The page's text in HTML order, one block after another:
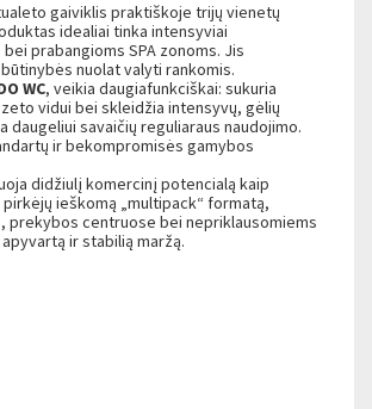
gaiviklis praktiškoje trijų vienetų
idealiai tinka intensyviai
prabangioms SPA zonoms. Jis
nuolat valyti rankomis.
WC, veikia daugiafunkciškai: sukuria
vidui bei skleidžia intensyvų, gėlių
savaičių reguliaraus naudojimo.
ir bekompromisės gamybos
didžiulį komercinį potencialą kaip
ieškomą „multipack“ formatą,
centruose bei nepriklausomiems
ir stabilią maržą.